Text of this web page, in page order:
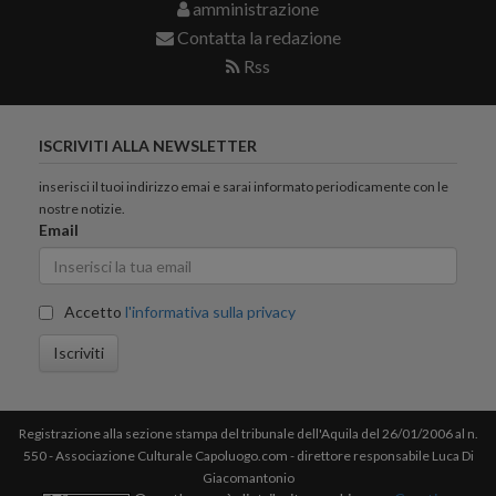
amministrazione
Contatta la redazione
Rss
ISCRIVITI ALLA NEWSLETTER
inserisci il tuoi indirizzo emai e sarai informato periodicamente con le
nostre notizie.
Email
Accetto l'informativa sulla privacy
Iscriviti
Registrazione alla sezione stampa del tribunale dell'Aquila del 26/01/2006 al n.
550 - Associazione Culturale Capoluogo.com - direttore responsabile Luca Di
Giacomantonio